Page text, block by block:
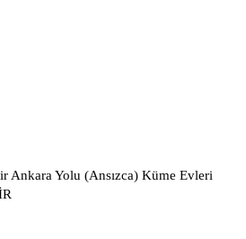
Ankara Yolu (Ansızca) Küme Evleri